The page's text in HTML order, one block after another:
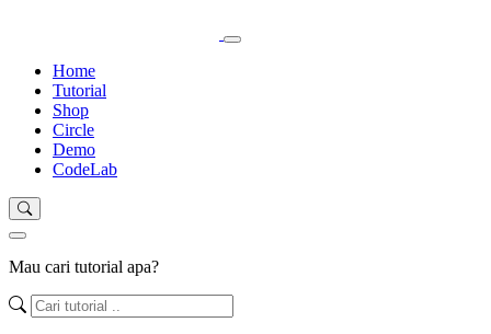
Home
Tutorial
Shop
Circle
Demo
CodeLab
Mau cari tutorial apa?